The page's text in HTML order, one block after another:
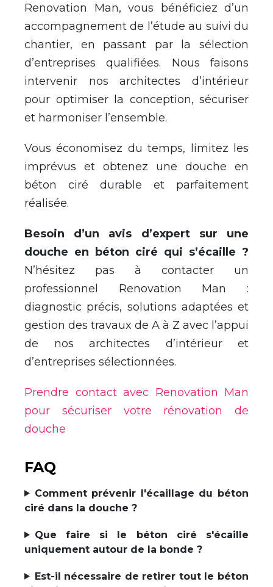
Renovation Man, vous bénéficiez d’un
accompagnement de l’étude au suivi du
chantier, en passant par la sélection
d’entreprises qualifiées. Nous faisons
intervenir nos architectes d’intérieur
pour optimiser la conception, sécuriser
et harmoniser l’ensemble.
Vous économisez du temps, limitez les
imprévus et obtenez une douche en
béton ciré durable et parfaitement
réalisée.
Besoin d’un avis d’expert sur une
douche en béton ciré qui s’écaille ?
N’hésitez pas à contacter un
professionnel Renovation Man :
diagnostic précis, solutions adaptées et
gestion des travaux de A à Z avec l’appui
de nos architectes d’intérieur et
d’entreprises sélectionnées.
Prendre contact avec Renovation Man
pour sécuriser votre rénovation de
douche
FAQ
Comment prévenir l'écaillage du béton
ciré dans la douche ?
Que faire si le béton ciré s'écaille
uniquement autour de la bonde ?
Est-il nécessaire de retirer tout le béton